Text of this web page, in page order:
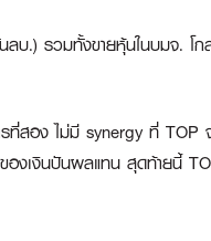
บ.) รวมทั้งขายหุ้นในบมจ.
อง ไม่มี synergy ที่ TOP จ
องเงินปันผลแทน สุดท้ายนี้